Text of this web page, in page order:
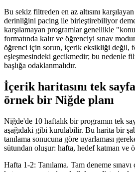
Bu sekiz filtreden en az altısını
derinliğini pacing ile birleştirebiliyor
karşılamayan programlar genellikle
formatında kalır ve öğrenciyi sınav
öğrenci için sorun, içerik eksikliği değil,
eşleşmesindeki gecikmedir; bu nedenle
başlığa odaklanmalıdır.
İçerik haritasını tek
örnek bir Niğde planı
Niğde'de 10 haftalık bir programın tek
aşağıdaki gibi kurulabilir. Bu harita bir
tanılama sonucuna göre uyarlaması
sütundan oluşur: hafta, hedef katman ve
Hafta 1-2: Tanılama. Tam deneme